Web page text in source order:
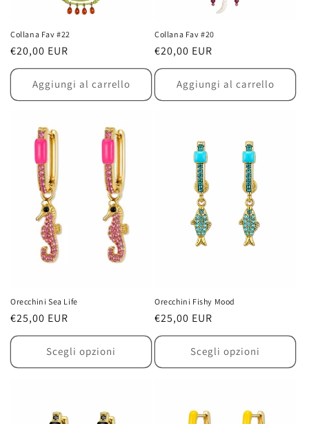
Collana Fav #22
Prezzo
di
listino
€20,00 EUR
Aggiungi al carrello
Collana Fav #20
Prezzo
di
listino
€20,00 EUR
Aggiungi al carrello
Orecchini Sea Life
Prezzo
di
€25,00 EUR
Scegli opzioni
Orecchini Fishy Mood
Prezzo
di
€25,00 EUR
Scegli opzioni